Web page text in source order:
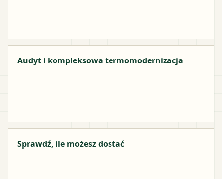
Audyt i kompleksowa termomodernizacja
Sprawdź, ile możesz dostać